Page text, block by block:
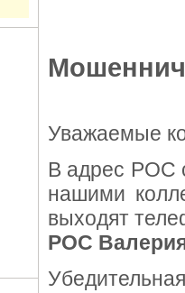
Уважаемые
В адрес РОС
нашими
выходят
РОС